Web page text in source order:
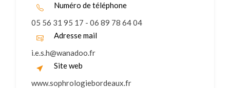
Numéro de téléphone
05 56 31 95 17 - 06 89 78 64 04
Adresse mail
i.e.s.h@wanadoo.fr
Site web
www.sophrologiebordeaux.fr